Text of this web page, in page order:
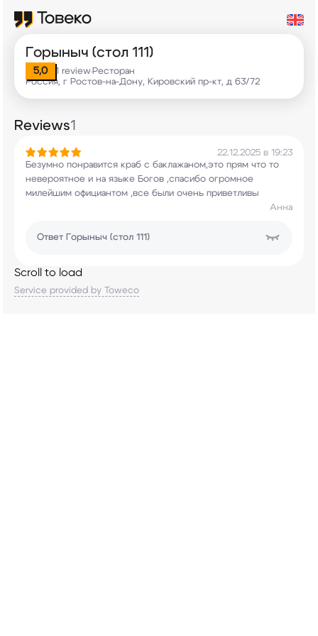
Горыныч (стол 111)
5,0 1 review•Ресторан
Россия, г Ростов-на-Дону, Кировский пр-кт, д 63/72
Reviews1
22.12.2025 в 19:23
Безумно понравится краб с баклажаном,это прям что то
невероятное и на языке Богов ,спасибо огромное
милейшим официантом ,все были очень приветливы
Анна
Ответ Горыныч (стол 111)
Scroll to load
Service provided by Toweco